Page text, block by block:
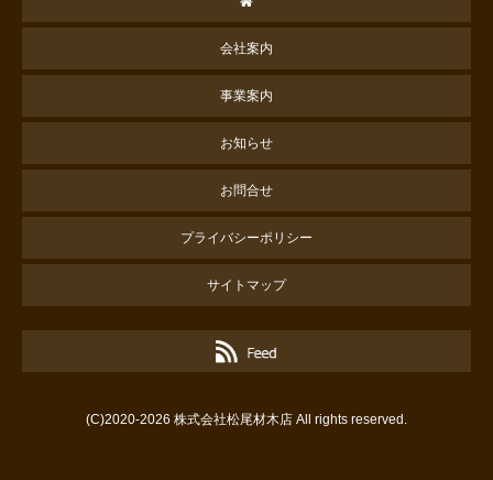
会社案内
事業案内
お知らせ
お問合せ
プライバシーポリシー
サイトマップ
(C)2020-2026 株式会社松尾材木店 All rights reserved.